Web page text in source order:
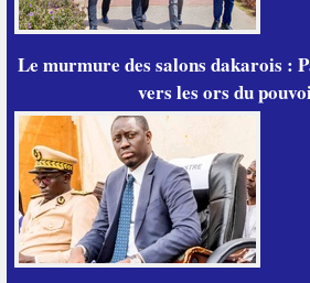
Le murmure des salons dakarois :
vers les ors du